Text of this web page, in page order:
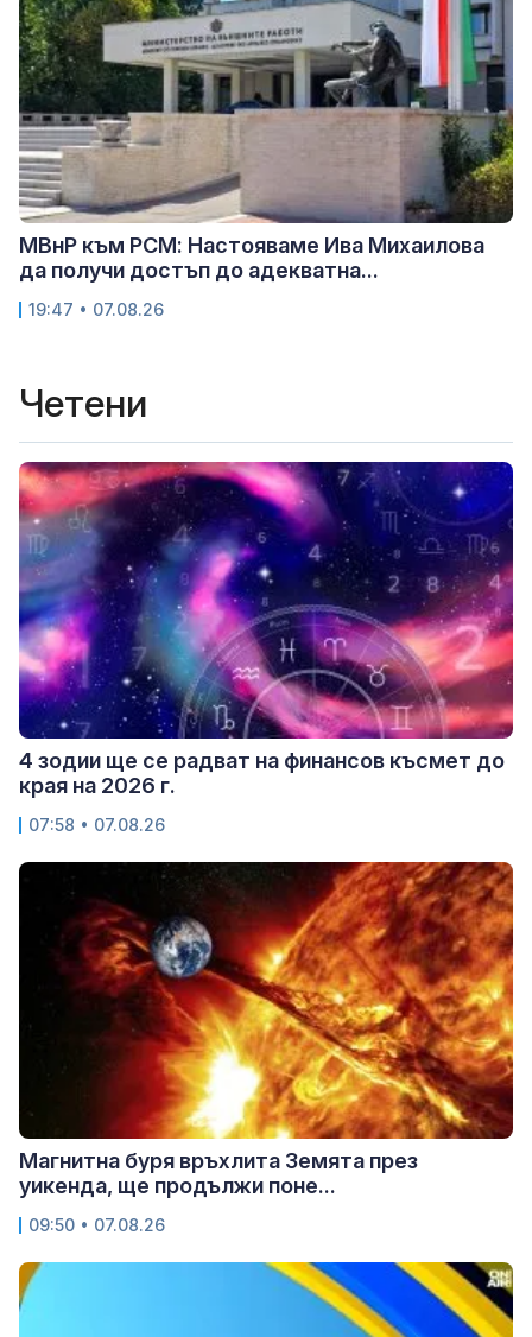
МВнР към РСМ: Настояваме Ива Михаилова
да получи достъп до адекватна...
19:47 • 07.08.26
Четени
4 зодии ще се радват на финансов късмет до
края на 2026 г.
07:58 • 07.08.26
Магнитна буря връхлита Земята през
уикенда, ще продължи поне...
09:50 • 07.08.26